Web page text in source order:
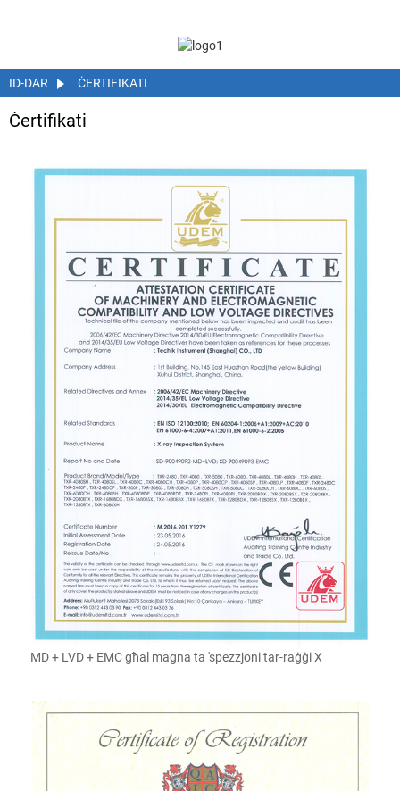
ID-DAR ĊERTIFIKATI
Ċertifikati
MD + LVD + EMC għal magna ta 'spezzjoni tar-raġġi X